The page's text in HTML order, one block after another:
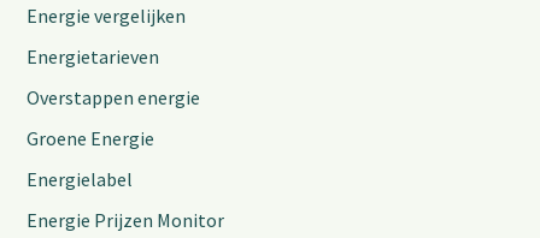
Energie vergelijken
Energietarieven
Overstappen energie
Groene Energie
Energielabel
Energie Prijzen Monitor